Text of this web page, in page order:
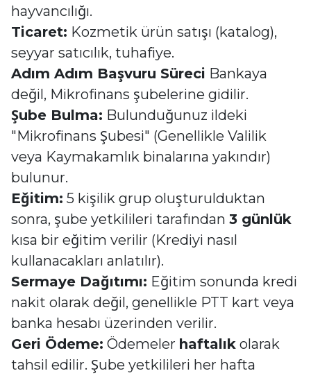
hayvancılığı.
Ticaret: Kozmetik ürün satışı (katalog),
seyyar satıcılık, tuhafiye.
Adım Adım Başvuru Süreci Bankaya
değil, Mikrofinans şubelerine gidilir.
Şube Bulma: Bulunduğunuz ildeki
"Mikrofinans Şubesi" (Genellikle Valilik
veya Kaymakamlık binalarına yakındır)
bulunur.
Eğitim: 5 kişilik grup oluşturulduktan
sonra, şube yetkilileri tarafından 3 günlük
kısa bir eğitim verilir (Krediyi nasıl
kullanacakları anlatılır).
Sermaye Dağıtımı: Eğitim sonunda kredi
nakit olarak değil, genellikle PTT kart veya
banka hesabı üzerinden verilir.
Geri Ödeme: Ödemeler haftalık olarak
tahsil edilir. Şube yetkilileri her hafta